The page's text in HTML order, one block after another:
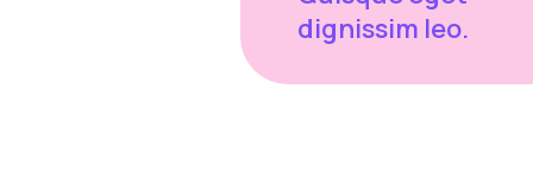
dignissim leo.